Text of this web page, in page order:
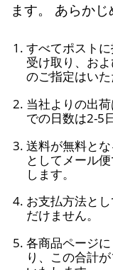
ます。 あらかじ
すべてポスト
受け取り、お
のご指定はいた
当社よりの出
での日数は2-5
送料が無料と
としてメール
します。
お支払方法と
だけません。
各商品ページ
り、この合計